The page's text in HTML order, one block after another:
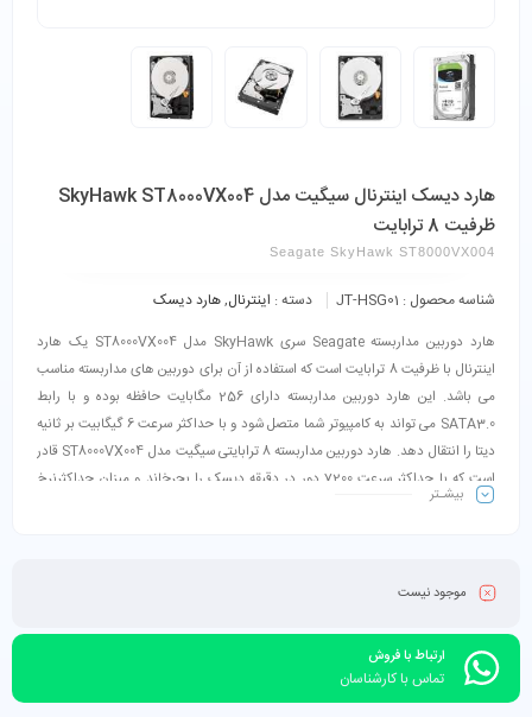
هارد دیسک اینترنال سیگیت مدل SkyHawk ST8000VX004
ظرفیت 8 ترابایت
Seagate SkyHawk ST8000VX004
شناسه محصول : JT-HSG01 دسته : اینترنال,هارد دیسک
هارد دوربین مداربسته Seagate سری SkyHawk مدل ST8000VX004 یک هارد
اینترنال با ظرفیت 8 ترابایت است که استفاده از آن برای دوربین های مداربسته مناسب
می باشد. این هارد دوربین مداربسته دارای 256 مگابایت حافظه بوده و با رابط
SATA3.0 می تواند به کامپیوتر شما متصل شود و با حداکثر سرعت 6 گیگابیت بر ثانیه
دیتا را انتقال دهد. هارد دوربین مداربسته 8 ترابایتی سیگیت مدل ST8000VX004 قادر
است که با حداکثر سرعت 7200 دور در دقیقه دیسک را بچرخاند و میزان حداکثرنرخ
بیشـتر
موجود نیست
ارتباط با فروش
تماس با کارشناسان